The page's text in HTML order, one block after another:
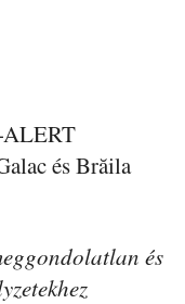
ALERT
és Brăila
és